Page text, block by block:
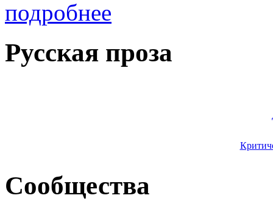
подробнее
Русская проза
Сообщества